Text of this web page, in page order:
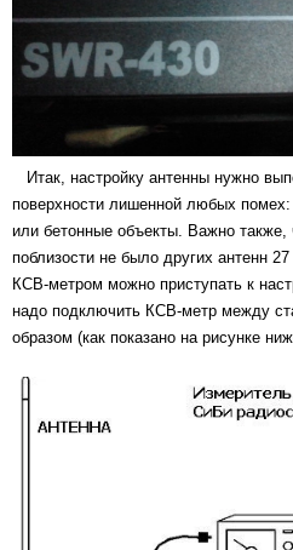
Итак, настройку антенны нужно
поверхности лишенной любых
или бетонные объекты. Важно также,
поблизости не было других антенн
КСВ-метром можно приступать к
надо подключить КСВ-метр между
образом (как показано на рисунке